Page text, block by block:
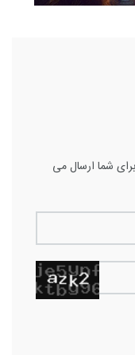
شما ارسال می